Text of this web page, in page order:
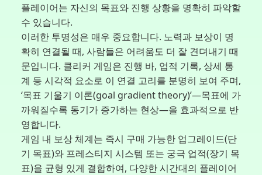
플레이어는 자신의 목표와 진행 상황을 명확히 파악할
수 있습니다.
이러한 투명성은 매우 중요합니다. 노력과 보상이 명
확히 연결될 때, 사람들은 어려움도 더 잘 견뎌내기 때
문입니다. 클리커 게임은 진행 바, 업적 기록, 상세 통
계 등 시각적 요소로 이 연결 고리를 분명히 보여 주며,
‘목표 기울기 이론(goal gradient theory)’—목표에 가
까워질수록 동기가 증가하는 현상—을 효과적으로 반
영합니다.
게임 내 보상 체계는 즉시 구매 가능한 업그레이드(단
기 목표)와 프레스티지 시스템 또는 궁극 업적(장기 목
표)을 균형 있게 결합하여, 다양한 시간대의 플레이어